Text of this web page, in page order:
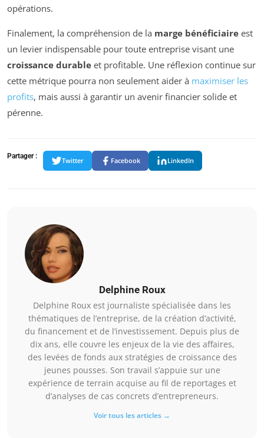
opérations.
Finalement, la compréhension de la marge bénéficiaire est
un levier indispensable pour toute entreprise visant une
croissance durable et profitable. Une réflexion continue sur
cette métrique pourra non seulement aider à maximiser les
profits, mais aussi à garantir un avenir financier solide et
pérenne.
Partager :
Twitter Facebook LinkedIn
Delphine Roux
Delphine Roux est journaliste spécialisée dans les
thématiques de l’entreprise, de la création d’activité,
du financement et de l’investissement. Depuis plus de
dix ans, elle couvre les enjeux de la vie des affaires,
des levées de fonds aux stratégies de croissance des
jeunes pousses. Son travail s’appuie sur une
expérience de terrain acquise au fil de reportages et
d’analyses de cas concrets d’entrepreneurs.
Voir tous les articles →